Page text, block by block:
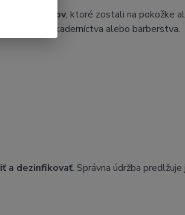
vlasov, ktoré zostali na pokožke
návšteve kaderníctva alebo barberstva.
a dezinfikovať. Správna údržba